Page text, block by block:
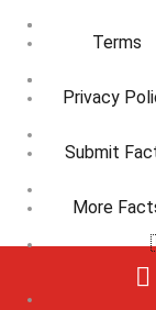
Terms
Privacy
Submit
More